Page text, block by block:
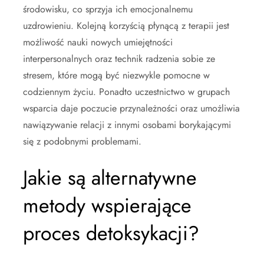
środowisku, co sprzyja ich emocjonalnemu
uzdrowieniu. Kolejną korzyścią płynącą z terapii jest
możliwość nauki nowych umiejętności
interpersonalnych oraz technik radzenia sobie ze
stresem, które mogą być niezwykle pomocne w
codziennym życiu. Ponadto uczestnictwo w grupach
wsparcia daje poczucie przynależności oraz umożliwia
nawiązywanie relacji z innymi osobami borykającymi
się z podobnymi problemami.
Jakie są alternatywne
metody wspierające
proces detoksykacji?